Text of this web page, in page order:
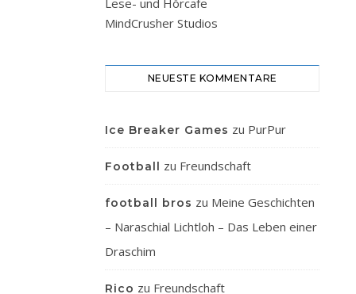
Lese- und Hörcafe
MindCrusher Studios
NEUESTE KOMMENTARE
Ice Breaker Games zu PurPur
Football zu Freundschaft
football bros zu Meine Geschichten
– Naraschial Lichtloh – Das Leben einer
Draschim
Rico zu Freundschaft